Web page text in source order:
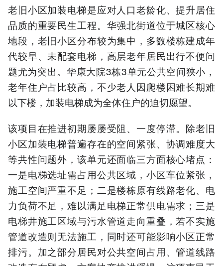
老旧小区加装电梯是应对人口老龄化、提升居住
品质的重要民生工程。华强北街道位于城区核心
地段，老旧小区分布较为集中，多数楼栋建成年
代较早、未配套电梯，高层老年居民出行不便问
题尤为突出。华康大院3栋3单元公共空间狭小，
老年住户占比较高，不少老人因爬楼困难长期难
以下楼，加装电梯成为全体住户的迫切愿望。
该项目在推进初期屡屡受阻、一度停滞。除老旧
小区加装电梯普遍存在的空间紧张、协调难度大
等共性问题外，该单元还面临三方面核心堵点：
一是电梯选址需占用公共区域，小区车位紧张，
施工空间严重不足；二是楼栋原有线路老化、电
力负荷不足，难以满足电梯正常供电需求；三是
电梯井施工区域与污水管道走向重叠，若不实施
管道改造则无法施工，同时还可能影响小区正常
排污。加之部分居民对公共空间占用、管道线路